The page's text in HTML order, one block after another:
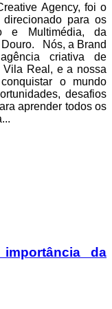
Agency, foi o
para os
e Multimédia, da
Douro. Nós, a Brand
criativa de
Vila Real, e a nossa
o mundo
desafios
aprender todos os
da